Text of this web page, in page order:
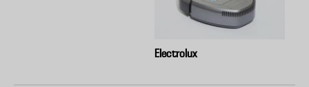
Electrolux